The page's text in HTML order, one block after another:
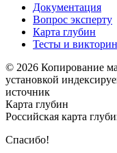
Документация
Вопрос эксперту
Карта глубин
Тесты и
© 2026 Копирование
установкой
источник
Карта глубин
Российская карта
Спасибо!